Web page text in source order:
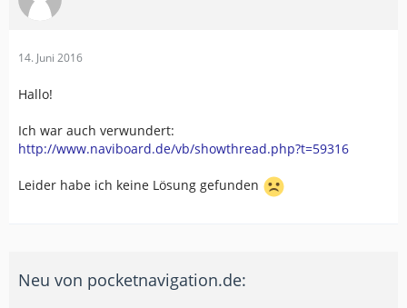
14. Juni 2016
Hallo!
Ich war auch verwundert:
http://www.naviboard.de/vb/showthread.php?t=59316
Leider habe ich keine Lösung gefunden
Neu von pocketnavigation.de: